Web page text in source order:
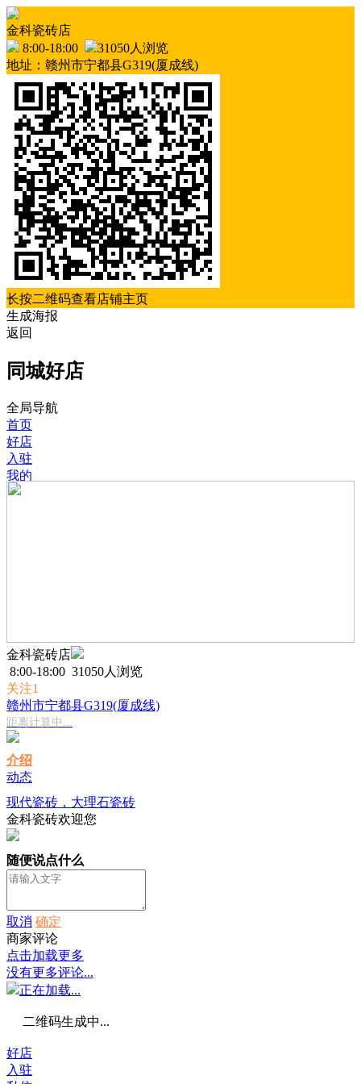
金科瓷砖店
8:00-18:00
31050人浏览
地址：赣州市宁都县G319(厦成线)
长按二维码查看店铺主页
生成海报
返回
同城好店
全局导航
首页
好店
入驻
我的
金科瓷砖店
8:00-18:00 31050人浏览
关注1
赣州市宁都县G319(厦成线)
距离计算中...
介绍
动态
现代瓷砖，大理石瓷砖
金科瓷砖欢迎您
随便说点什么
取消 确定
商家评论
点击加载更多
没有更多评论...
正在加载...
二维码生成中...
好店
入驻